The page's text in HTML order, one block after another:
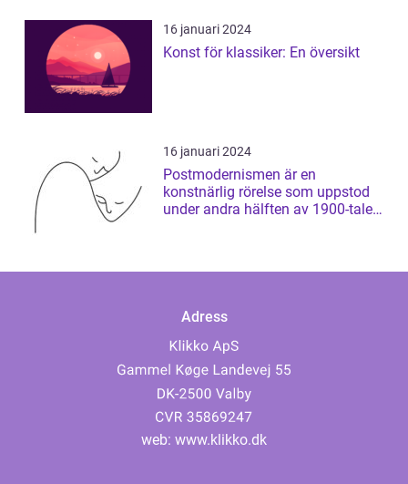
16 januari 2024
Konst för klassiker: En översikt
16 januari 2024
Postmodernismen är en
konstnärlig rörelse som uppstod
under andra hälften av 1900-talet
Adress
web: www.klikko.dk